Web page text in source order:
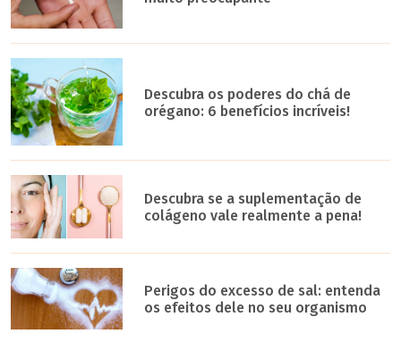
Descubra os poderes do chá de
orégano: 6 benefícios incríveis!
Descubra se a suplementação de
colágeno vale realmente a pena!
Perigos do excesso de sal: entenda
os efeitos dele no seu organismo